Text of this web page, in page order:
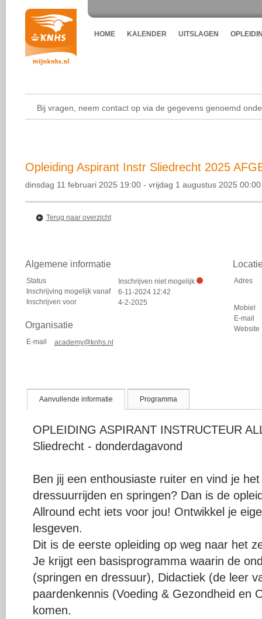
HOME KALENDER UITSLAGEN
Bij vragen, neem contact op via de gegevens genoemd
Opleiding Aspirant Instr Sliedrecht 2025
dinsdag 11 februari 2025 19:00 - vrijdag 1 augustus 2025 00:00
Terug naar overzicht
Algemene informatie
Status
Inschrijven niet mogelijk
Inschrijving mogelijk vanaf
6-11-2024 12:42
Inschrijven voor
4-2-2025
Organisatie
E-mail academy@knhs.nl
Adres
Mobiel
E-mail
Website
Aanvullende informatie Programma
OPLEIDING ASPIRANT INSTRUCTEUR
Sliedrecht - donderdagavond
Ben jij een enthousiaste ruiter en vind je
dressuurrijden en springen? Dan is de
Allround echt iets voor jou! Ontwikkel je
lesgeven.
Dit is de eerste opleiding op weg naar het
Je krijgt een basisprogramma waarin de
(springen en dressuur), Didactiek (de leer
paardenkennis (Voeding & Gezondheid en
komen.